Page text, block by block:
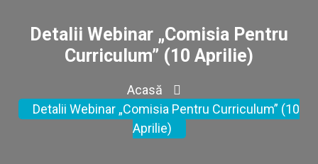
Detalii Webinar „Comisia Pentru
Curriculum” (10 Aprilie)
Acasă
Detalii Webinar „Comisia Pentru Curriculum” (10
Aprilie)